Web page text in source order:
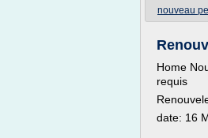
nouveau
Home
requis
date: 16